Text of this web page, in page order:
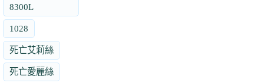
8300L
1028
死亡艾莉絲
死亡愛麗絲